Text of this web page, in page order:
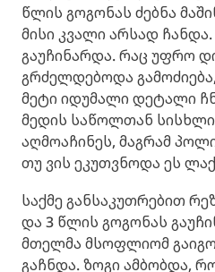
წლის გოგონას ძებნა
მისი კვალი არსად
გაუჩინარდა. რაც უფრო
გრძელდებოდა
მეტი იდუმალი დეტალი
მედის საწოლთან
აღმოაჩინეს, მაგრამ
თუ ვის ეკუთვნოდა ეს
საქმე განსაკუთრებით
და 3 წლის გოგონას
მთელმა მსოფლიომ
გაჩნდა. ზოგი ამბობდა,